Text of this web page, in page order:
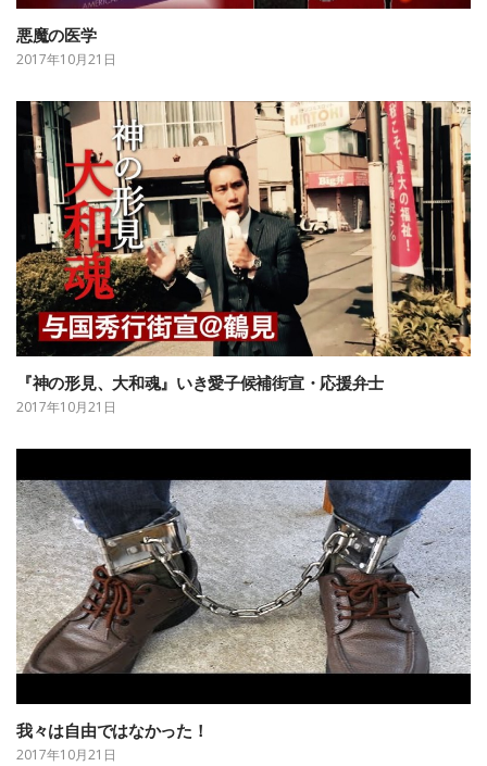
悪魔の医学
2017年10月21日
『神の形見、大和魂』いき愛子候補街宣・応援弁士
2017年10月21日
我々は自由ではなかった！
2017年10月21日